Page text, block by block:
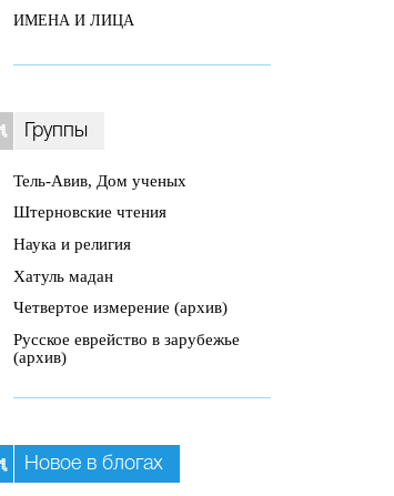
ИМЕНА И ЛИЦА
Группы
Тель-Авив, Дом ученых
Штерновские чтения
Наука и религия
Хатуль мадан
Четвертое измерение (архив)
Русское еврейство в зарубежье
(архив)
Новое в блогах